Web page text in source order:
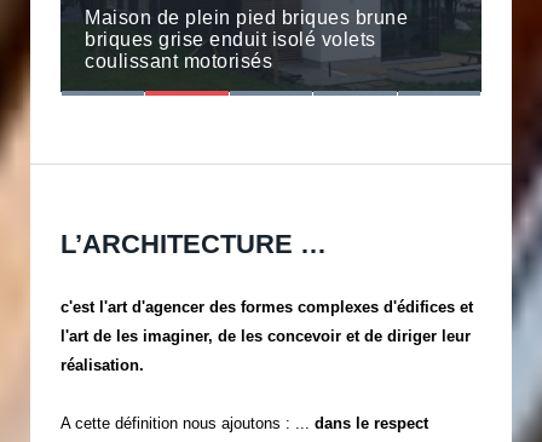
Extension d’une petite maison qui
double quasi sa surface
Maison de plein pied briques brune
briques grise enduit isolé volets
coulissant motorisés
Un jardin d’hiver dans une dépendance
agricole
Maison bioclimatique sur terrain en
pente
Annexe en bois
L’ARCHITECTURE …
c'est l'art d'agencer des formes complexes d'édifices et
l'art de les imaginer, de les concevoir et de diriger leur
réalisation.
A cette définition nous ajoutons : ... dans le respect